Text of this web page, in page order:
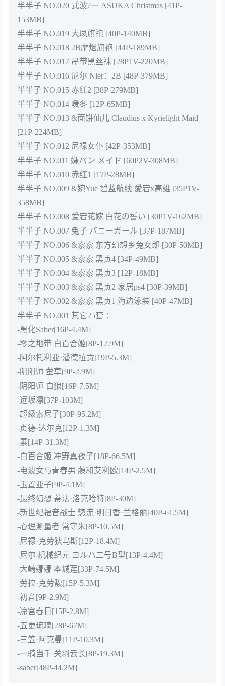
半半子 NO.020 式波?ー ASUKA Christmas [41P-
153MB]
半半子 NO.019 大凤旗袍 [40P-140MB]
半半子 NO.018 2B靡烟旗袍 [44P-189MB]
半半子 NO.017 吊带黑丝袜 [28P1V-220MB]
半半子 NO.016 尼尔 Nier：2B [48P-379MB]
半半子 NO.015 赤红2 [38P-279MB]
半半子 NO.014 暖冬 [12P-65MB]
半半子 NO.013 &面饼仙儿 Claudius x Kyrielight Maid
[21P-224MB]
半半子 NO.012 尼禄女仆 [42P-353MB]
半半子 NO.011 嫌パン メイド [60P2V-308MB]
半半子 NO.010 赤红1 [17P-28MB]
半半子 NO.009 &婉Yue 碧蓝航线 愛宕x高雄 [35P1V-
358MB]
半半子 NO.008 爱宕花嫁 白花の誓い [30P1V-162MB]
半半子 NO.007 兔子 バニーガール [37P-187MB]
半半子 NO.006 &索索 东方幻想乡兔女郎 [30P-50MB]
半半子 NO.005 &索索 黑贞4 [34P-49MB]
半半子 NO.004 &索索 黑贞3 [12P-18MB]
半半子 NO.003 &索索 黑贞2 家居ps4 [30P-39MB]
半半子 NO.002 &索索 黑贞1 海边泳装 [40P-47MB]
半半子 NO.001 其它25套 ：
-黑化Saber[16P-4.4M]
-零之地带 白百合姬[8P-12.9M]
-阿尔托利亚·潘德拉贡[19P-5.3M]
-阴阳师 萤草[9P-2.9M]
-阴阳师 白狼[16P-7.5M]
-远坂凛[37P-103M]
-超级索尼子[30P-95.2M]
-贞德·达尔克[12P-1.3M]
-素[14P-31.3M]
-白百合姬 冲野真夜子[18P-66.5M]
-电波女与青春男 藤和艾利欧[14P-2.5M]
-玉置亚子[9P-4.1M]
-最终幻想 蒂法·洛克哈特[8P-30M]
-新世纪福音战士 惣流·明日香·兰格丽[40P-61.5M]
-心理测量者 常守朱[8P-10.5M]
-尼禄·克劳狄乌斯[12P-18.4M]
-尼尔 机械纪元 ヨルハ二号B型[13P-4.4M]
-大崎娜娜 本城莲[33P-74.5M]
-劳拉·克劳馥[15P-5.3M]
-初音[9P-2.9M]
-凉宫春日[15P-2.8M]
-五更琉璃[28P-67M]
-三笠·阿克曼[11P-10.3M]
-一骑当千 关羽云长[8P-19.3M]
-saber[48P-44.2M]